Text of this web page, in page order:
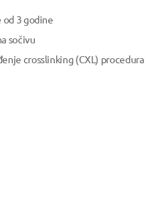
3 godine
sočivu
crosslinking (CXL) procedura